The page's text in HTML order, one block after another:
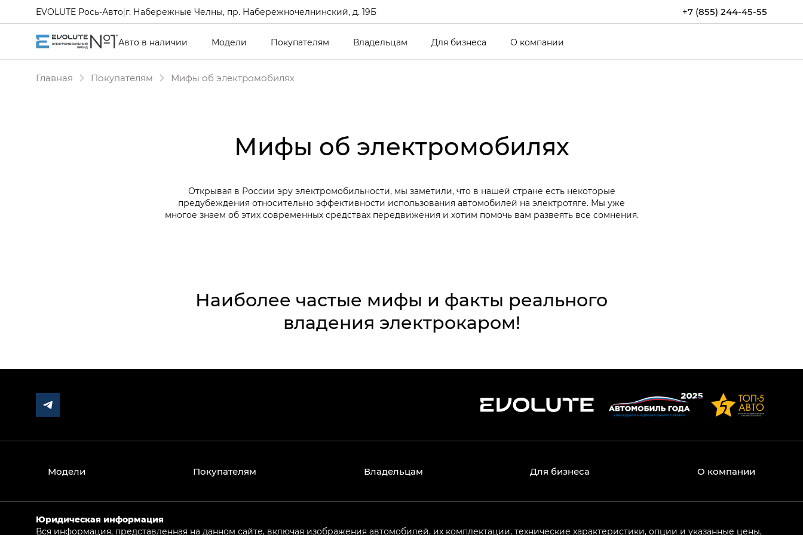
+7 (855) 244-45-55
EVOLUTE Рось-Авто|г. Набережные Челны, пр. Набережночелнинский, д. 19Б
Авто в наличии Модели Покупателям Владельцам Для бизнеса О компании
Главная Покупателям Мифы об электромобилях
Мифы об электромобилях
Открывая в России эру электромобильности, мы заметили, что в нашей стране есть некоторые
предубеждения относительно эффективности использования автомобилей на электротяге. Мы уже
многое знаем об этих современных средствах передвижения и хотим помочь вам развеять все сомнения.
Наиболее частые мифы и факты реального
владения электрокаром!
Модели Покупателям Владельцам Для бизнеса О компании
Юридическая информация
Вся информация, представленная на данном сайте, включая изображения автомобилей, их комплектации, технические характеристики, опции и указанные цены,